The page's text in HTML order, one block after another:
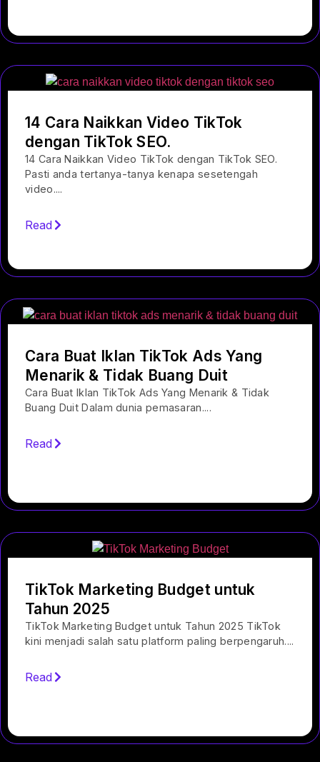
14 Cara Naikkan Video TikTok
dengan TikTok SEO.
14 Cara Naikkan Video TikTok dengan TikTok SEO.
Pasti anda tertanya-tanya kenapa sesetengah
video....
Read
Cara Buat Iklan TikTok Ads Yang
Menarik & Tidak Buang Duit
Cara Buat Iklan TikTok Ads Yang Menarik & Tidak
Buang Duit Dalam dunia pemasaran....
Read
TikTok Marketing Budget untuk
Tahun 2025
TikTok Marketing Budget untuk Tahun 2025 TikTok
kini menjadi salah satu platform paling berpengaruh....
Read